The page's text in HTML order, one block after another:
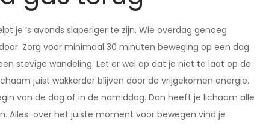
je ’s avonds slaperiger te zijn. Wie overdag genoeg
Zorg voor minimaal 30 minuten beweging op een dag.
stevige wandeling. Let er wel op dat je niet te laat op de
juist wakkerder blijven door de vrijgekomen energie.
van de dag of in de namiddag. Dan heeft je lichaam alle
Alles-over het juiste moment voor bewegen vind je